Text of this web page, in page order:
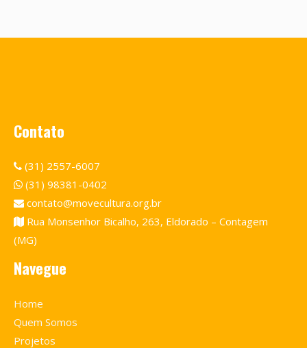
Contato
(31) 2557-6007
(31) 98381-0402
contato@movecultura.org.br
Rua Monsenhor Bicalho, 263, Eldorado – Contagem
(MG)
Navegue
Home
Quem Somos
Projetos